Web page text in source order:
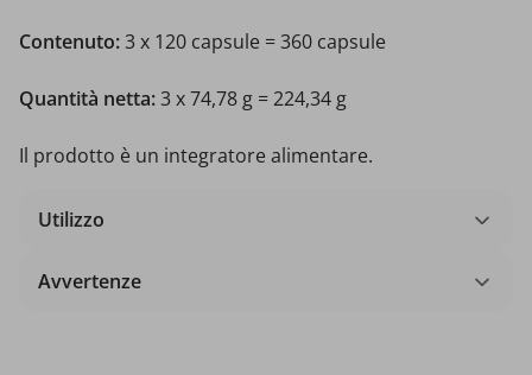
Contenuto:3 x 120 capsule = 360 capsule
Quantità netta:3 x 74,78 g = 224,34 g
Il prodotto è un integratore alimentare.
Utilizzo
Avvertenze